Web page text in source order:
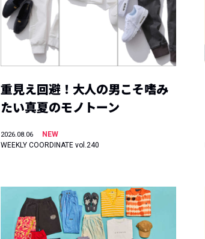
重見え回避！大人の男こそ嗜み
たい真夏のモノトーン
2026.08.06
NEW
WEEKLY COORDINATE vol.240